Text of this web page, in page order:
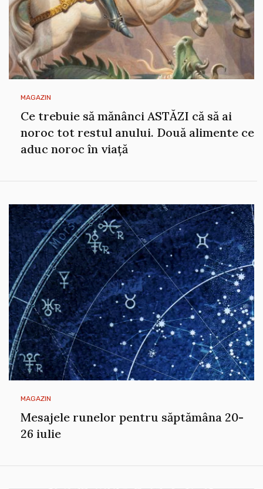
MAGAZIN
Ce trebuie să mănânci ASTĂZI că să ai
noroc tot restul anului. Două alimente ce
aduc noroc în viață
MAGAZIN
Mesajele runelor pentru săptămâna 20-
26 iulie